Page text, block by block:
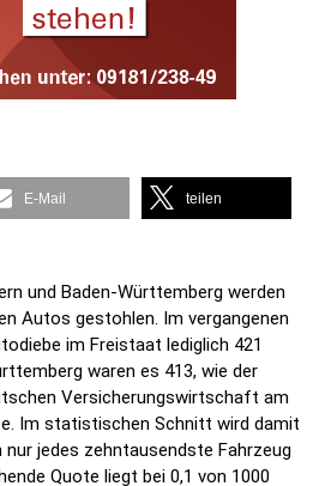
E-Mail teilen
und Baden-Württemberg werden
Autos gestohlen. Im vergangenen
im Freistaat lediglich 421
waren es 413, wie der
Versicherungswirtschaft am
Im statistischen Schnitt wird damit
nur jedes zehntausendste Fahrzeug
Quote liegt bei 0,1 von 1000